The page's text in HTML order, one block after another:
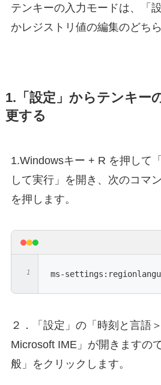
テンキーの入力モードは、「
かレジストリ値の編集のどち
1.「設定」からテンキー
更する
1.Windowsキー + R を押して
して実行」を開き、次のコマ
を押します。
ms-
２．「設定」の「時刻と言語
Microsoft IME」が開きますの
般」をクリックします。